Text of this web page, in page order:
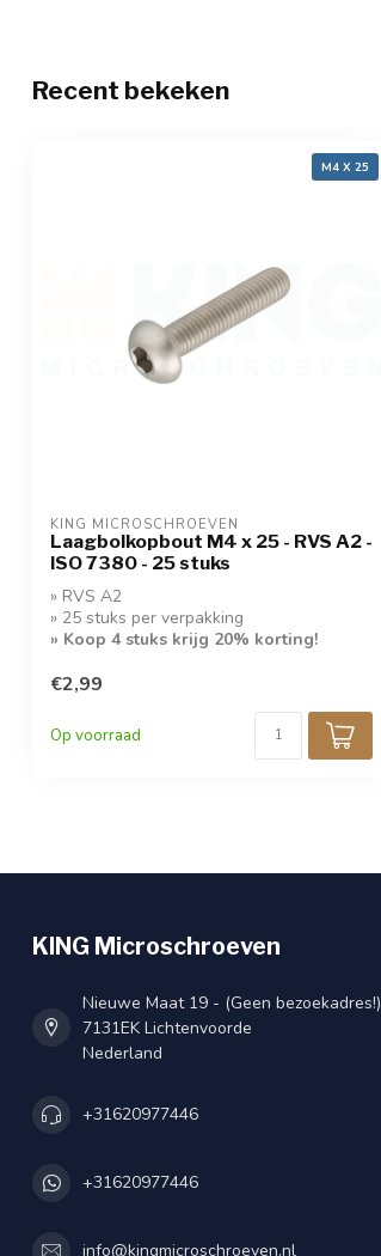
Recent bekeken
M4 X 25
KING MICROSCHROEVEN
Laagbolkopbout M4 x 25 - RVS A2 -
ISO 7380 - 25 stuks
» RVS A2
» 25 stuks per verpakking
» Koop 4 stuks krijg 20% korting!
€2,99
Op voorraad
KING Microschroeven
Nieuwe Maat 19 - (Geen bezoekadres!)
7131EK Lichtenvoorde
Nederland
+31620977446
+31620977446
info@kingmicroschroeven.nl